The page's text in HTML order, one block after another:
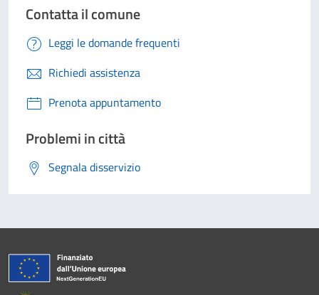
Contatta il comune
Leggi le domande frequenti
Richiedi assistenza
Prenota appuntamento
Problemi in città
Segnala disservizio